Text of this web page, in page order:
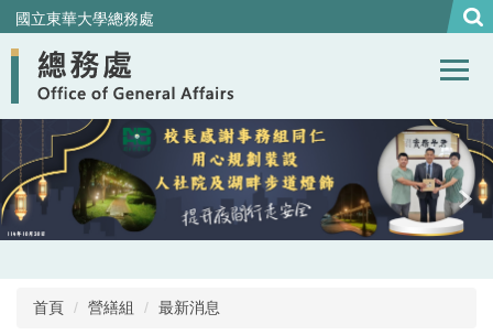
跳
到
主
內
容
區
國立東華大學總務處
首頁 營繕組 最新消息